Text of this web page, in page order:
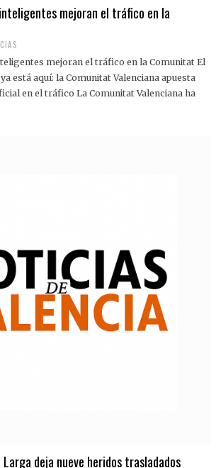
mejoran el tráfico en la
mejoran el tráfico en la Comunitat El
está aquí: la Comunitat Valenciana apuesta
en el tráfico La Comunitat Valenciana ha
deja nueve heridos trasladados